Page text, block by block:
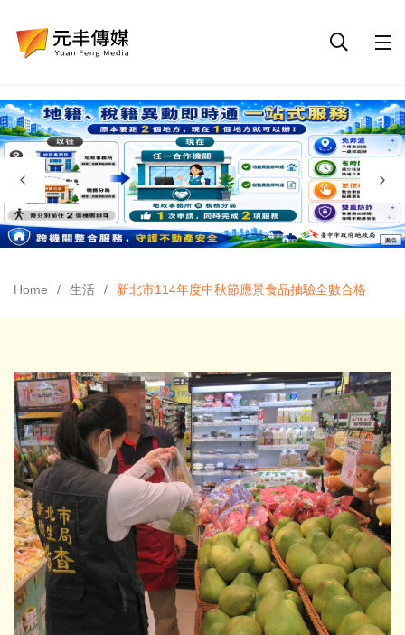
Home 生活 新北市114年度中秋節應景食品抽驗全數合格